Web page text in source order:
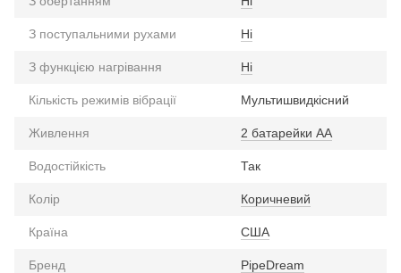
З поступальними рухами Ні
З функцією нагрівання Ні
Кількість режимів вібрації Мультишвидкісний
Живлення 2 батарейки АА
Водостійкість Так
Колір Коричневий
Країна США
Бренд PipeDream